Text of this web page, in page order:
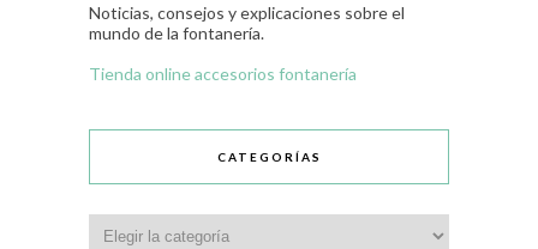
Noticias, consejos y explicaciones sobre el
mundo de la fontanería.
Tienda online accesorios fontanería
CATEGORÍAS